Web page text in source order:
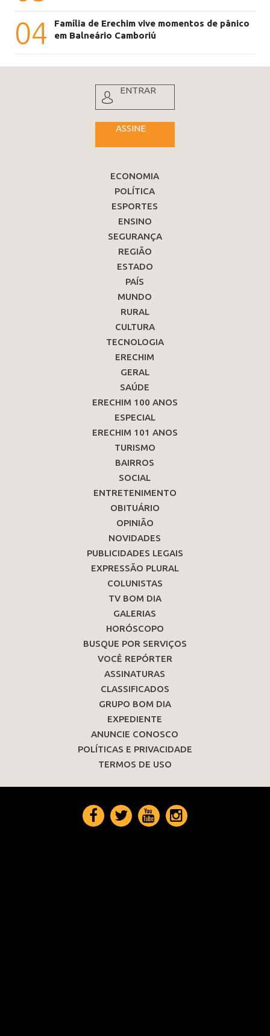
04
Família de Erechim vive momentos de pânico
em Balneário Camboriú
ENTRAR
ASSINE
ECONOMIA
POLÍTICA
ESPORTES
ENSINO
SEGURANÇA
REGIÃO
ESTADO
PAÍS
MUNDO
RURAL
CULTURA
TECNOLOGIA
ERECHIM
GERAL
SAÚDE
ERECHIM 100 ANOS
ESPECIAL
ERECHIM 101 ANOS
TURISMO
BAIRROS
SOCIAL
ENTRETENIMENTO
OBITUÁRIO
OPINIÃO
NOVIDADES
PUBLICIDADES LEGAIS
EXPRESSÃO PLURAL
COLUNISTAS
TV BOM DIA
GALERIAS
HORÓSCOPO
BUSQUE POR SERVIÇOS
VOCÊ REPÓRTER
ASSINATURAS
CLASSIFICADOS
GRUPO BOM DIA
EXPEDIENTE
ANUNCIE CONOSCO
POLÍTICAS E PRIVACIDADE
TERMOS DE USO